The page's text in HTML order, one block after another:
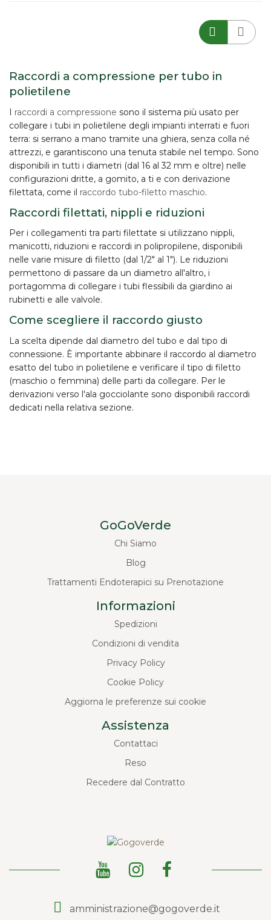
Raccordi a compressione per tubo in
polietilene
I raccordi a compressione sono il sistema più usato per
collegare i tubi in polietilene degli impianti interrati e fuori
terra: si serrano a mano tramite una ghiera, senza colla né
attrezzi, e garantiscono una tenuta stabile nel tempo. Sono
disponibili in tutti i diametri (dal 16 al 32 mm e oltre) nelle
configurazioni dritte, a gomito, a ti e con derivazione
filettata, come il raccordo tubo-filetto maschio.
Raccordi filettati, nippli e riduzioni
Per i collegamenti tra parti filettate si utilizzano nippli,
manicotti, riduzioni e raccordi in polipropilene, disponibili
nelle varie misure di filetto (dal 1/2" al 1"). Le riduzioni
permettono di passare da un diametro all'altro, i
portagomma di collegare i tubi flessibili da giardino ai
rubinetti e alle valvole.
Come scegliere il raccordo giusto
La scelta dipende dal diametro del tubo e dal tipo di
connessione. È importante abbinare il raccordo al diametro
esatto del tubo in polietilene e verificare il tipo di filetto
(maschio o femmina) delle parti da collegare. Per le
derivazioni verso l'ala gocciolante sono disponibili raccordi
dedicati nella relativa sezione.
GoGoVerde
Chi Siamo
Blog
Trattamenti Endoterapici su Prenotazione
Informazioni
Spedizioni
Condizioni di vendita
Privacy Policy
Cookie Policy
Aggiorna le preferenze sui cookie
Assistenza
Contattaci
Reso
Recedere dal Contratto
amministrazione@gogoverde.it